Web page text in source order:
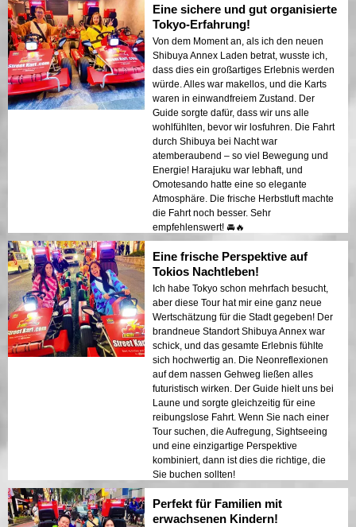
Eine sichere und gut organisierte
Tokyo-Erfahrung!
Von dem Moment an, als ich den neuen
Shibuya Annex Laden betrat, wusste ich,
dass dies ein großartiges Erlebnis werden
würde. Alles war makellos, und die Karts
waren in einwandfreiem Zustand. Der
Guide sorgte dafür, dass wir uns alle
wohlfühlten, bevor wir losfuhren. Die Fahrt
durch Shibuya bei Nacht war
atemberaubend – so viel Bewegung und
Energie! Harajuku war lebhaft, und
Omotesando hatte eine so elegante
Atmosphäre. Die frische Herbstluft machte
die Fahrt noch besser. Sehr
empfehlenswert! 🚘🔥
Eine frische Perspektive auf
Tokios Nachtleben!
Ich habe Tokyo schon mehrfach besucht,
aber diese Tour hat mir eine ganz neue
Wertschätzung für die Stadt gegeben! Der
brandneue Standort Shibuya Annex war
schick, und das gesamte Erlebnis fühlte
sich hochwertig an. Die Neonreflexionen
auf dem nassen Gehweg ließen alles
futuristisch wirken. Der Guide hielt uns bei
Laune und sorgte gleichzeitig für eine
reibungslose Fahrt. Wenn Sie nach einer
Tour suchen, die Aufregung, Sightseeing
und eine einzigartige Perspektive
kombiniert, dann ist dies die richtige, die
Sie buchen sollten!
Perfekt für Familien mit
erwachsenen Kindern!